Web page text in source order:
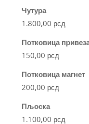
Чутура
1.800,00 рсд
Потковица
150,00 рсд
Потковица магнет
200,00 рсд
Пљоска
1.100,00 рсд